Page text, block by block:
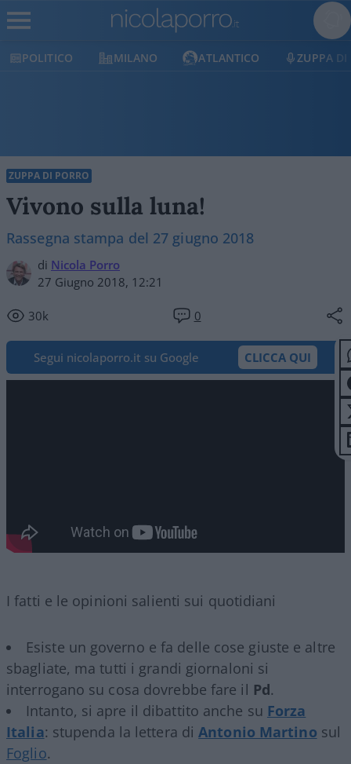
POLITICO MILANO ATLANTICO ZUPPA DI
ZUPPA DI PORRO
Vivono sulla luna!
Rassegna stampa del 27 giugno 2018
di Nicola Porro
27 Giugno 2018, 12:21
30k 0
Segui nicolaporro.it su Google CLICCA QUI
I fatti e le opinioni salienti sui quotidiani
Esiste un governo e fa delle cose giuste e altre
sbagliate, ma tutti i grandi giornaloni si
interrogano su cosa dovrebbe fare il Pd.
Intanto, si apre il dibattito anche su Forza
Italia: stupenda la lettera diAntonio Martino sul
Foglio.